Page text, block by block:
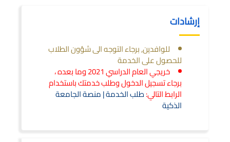
إرشادات
للوافدين, برجاء التوجه الى شؤون الطلاب
للحصول على الخدمة
خريجي العام الدراسي 2021 وما بعده ،
برجاء تسجيل الدخول وطلب خدمتك باستخدام
الرابط التالي:طلب الخدمة | منصة الجامعة
الذكية